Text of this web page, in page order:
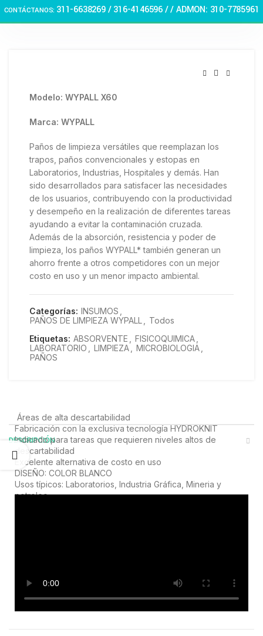
CONTÁCTANOS: 311-6638269 /316-4146596 / / ADMON: 310-7785961
Modelo: WYPALL X60
Marca: WYPALL
Paños de limpieza versátiles que reemplazan los
trapos, paños convencionales y estopas en
Laboratorios, Industrias, Hospitales y demás. Han
sido desarrollados para satisfacer las necesidades
de los usuarios, contribuyendo con la productividad
y desempeño en la realización de diferentes tareas
ayudando a evitar la contaminación cruzada.
Además de la absorción, resistencia y poder de
limpieza, los paños WYPALL* también generan un
ahorro frente a otros competidores con un mejor
costo en uso y un menor impacto ambiental.
Categorías: INSUMOS
PAÑOS DE LIMPIEZA WYPALL
Todos
Etiquetas: ABSORVENTE FISICOQUIMICA
LABORATORIO
LIMPIEZA MICROBIOLOGIA
PAÑOS
DESCRIPCIÓN
Áreas de alta descartabilidad
Fabricación con la exclusiva tecnología HYDROKNIT
Indicado para tareas que requieren niveles altos de
descartabilidad
Excelente alternativa de costo en uso
DISEÑO: COLOR BLANCO
Usos típicos: Laboratorios, Industria Gráfica, Mineria y
petroleo
🏠 Stay at home! 25% discount on all medicines